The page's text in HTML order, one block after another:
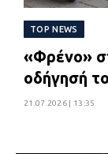
TOP NEWS
«Φρένο»
οδήγησή
21.07.2026 | 13:35